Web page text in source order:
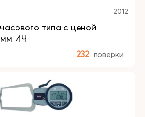
2012
типа с ценой
мм ИЧ
232 поверки